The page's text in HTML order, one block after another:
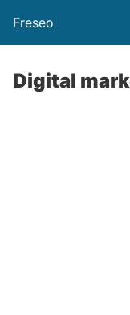
Freseo
Digital